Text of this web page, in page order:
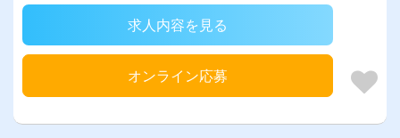
求人内容を見る
オンライン応募